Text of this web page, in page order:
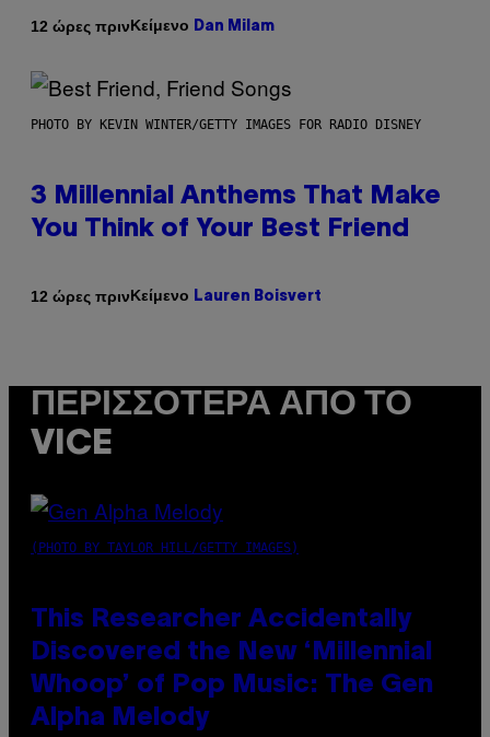
12 ώρες πρινΚείμενο Dan Milam
PHOTO BY KEVIN WINTER/GETTY IMAGES FOR RADIO DISNEY
3 Millennial Anthems That Make
You Think of Your Best Friend
12 ώρες πρινΚείμενο Lauren Boisvert
ΠΕΡΙΣΣΌΤΕΡΑ ΑΠΌ ΤΟ
VICE
(PHOTO BY TAYLOR HILL/GETTY IMAGES)
This Researcher Accidentally
Discovered the New ‘Millennial
Whoop’ of Pop Music: The Gen
Alpha Melody